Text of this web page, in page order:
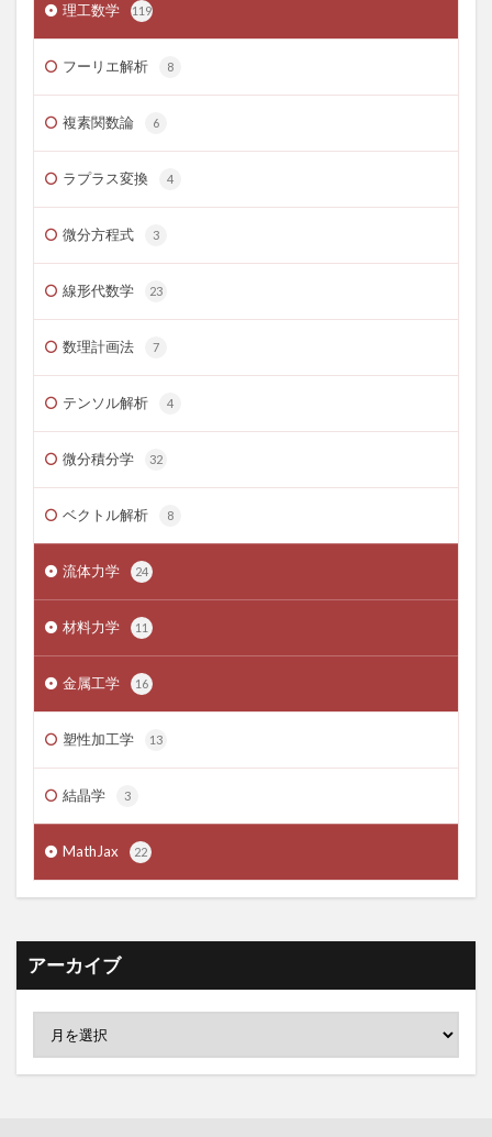
理工数学 119
フーリエ解析 8
複素関数論 6
ラプラス変換 4
微分方程式 3
線形代数学 23
数理計画法 7
テンソル解析 4
微分積分学 32
ベクトル解析 8
流体力学 24
材料力学 11
金属工学 16
塑性加工学 13
結晶学 3
MathJax 22
アーカイブ